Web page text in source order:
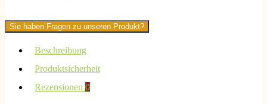
Menge
Sie haben Fragen zu unseren Produkt?
Beschreibung
Produktsicherheit
Rezensionen 0